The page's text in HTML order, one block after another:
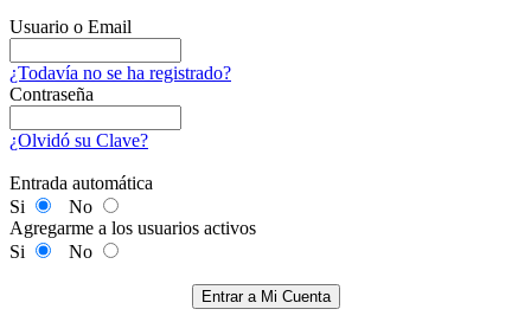
Usuario o Email
¿Todavía no se ha registrado?
Contraseña
¿Olvidó su Clave?
Entrada automática
Si
No
Agregarme a los usuarios activos
Si
No
Entrar a Mi Cuenta